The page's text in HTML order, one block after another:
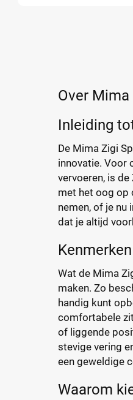
Over
Inleiding
De Mima Zigi
innovatie. Voor
vervoeren, is
met het oog op
nemen, of je
dat je altijd
Wat de Mima
maken. Zo
handig kunt
comfortabele
of liggende
stevige vering
een geweldige
Waarom